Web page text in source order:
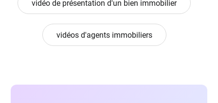
vidéo de présentation d'un bien immobilier
vidéos d'agents immobiliers